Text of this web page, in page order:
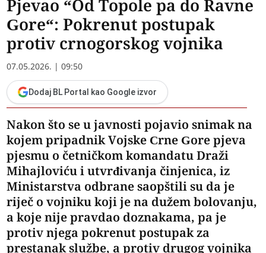
Pjevao “Od Topole pa do Ravne
Gore“: Pokrenut postupak
protiv crnogorskog vojnika
07.05.2026. | 09:50
Dodaj BL Portal kao Google izvor
Nakon što se u javnosti pojavio snimak na
kojem pripadnik Vojske Crne Gore pjeva
pjesmu o četničkom komandatu Draži
Mihajloviću i utvrđivanja činjenica, iz
Ministarstva odbrane saopštili su da je
riječ o vojniku koji je na dužem bolovanju,
a koje nije pravdao doznakama, pa je
protiv njega pokrenut postupak za
prestanak službe, a protiv drugog vojnika